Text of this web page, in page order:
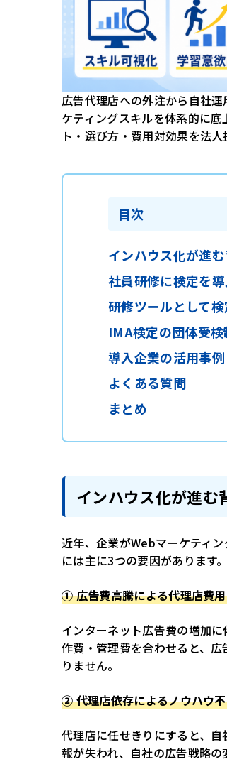
広告代理店への外注から自社
ケティングスキルを体系的に
ト・選び方・費用対効果を法人
目次
インハウス化が進
社員研修に検定を
研修ツールとして
IMA検定の団体受
導入企業の活用事例
よくある質問
まとめ
インハウス化が進む
近年、企業がWebマーケティ
には主に3つの要因があります。
① 広告費高騰による代理店費
インターネット広告費の増加
作費・管理費を合わせると、
りません。
② 代理店依存によるノウハウ
代理店に任せきりにすると、
報が失われ、自社の広告戦略の